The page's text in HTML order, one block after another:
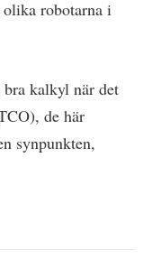
robotarna i
kalkyl när det
de här
synpunkten,